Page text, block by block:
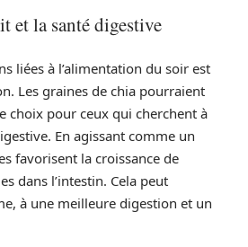
et la santé digestive
liées à l’alimentation du soir est
Les graines de chia pourraient
choix pour ceux qui cherchent à
En agissant comme un
favorisent la croissance de
dans l’intestin. Cela peut
à une meilleure digestion et un